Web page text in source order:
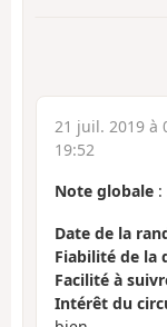
21 juil. 2019 à
19:52
Note globale :
Date de la
Fiabilité de la
Facilité à
Intérêt du